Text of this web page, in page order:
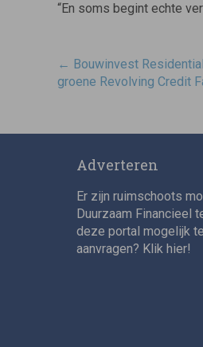
“En soms begint echte
Post
navigatie
← Bouwinvest
groene Revolving Credit
Adverteren
Er zijn ruimschoots
Duurzaam Financieel
deze portal mogelijk
aanvragen? Klik hier!